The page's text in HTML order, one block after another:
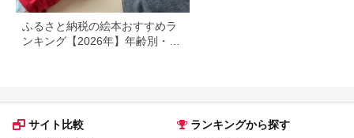
ふるさと納税の絵本おすすめラ
ンキング【2026年】年齢別・セ
サイト比較 ランキングから探す